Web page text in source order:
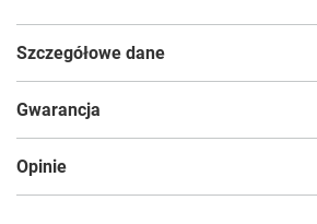
Szczegółowe dane
Gwarancja
Opinie